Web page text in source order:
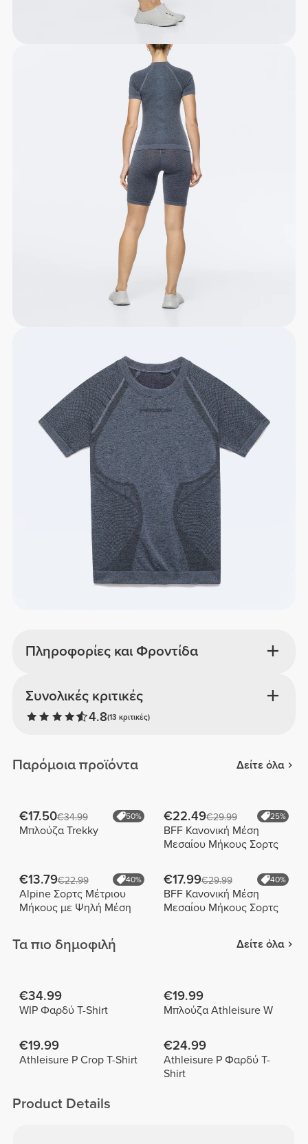
Πληροφορίες και Φροντίδα
Συνολικές κριτικές
4.8(13 κριτικές)
Παρόμοια προϊόντα Δείτε όλα
€17.50€34.99 50%
Μπλούζα Trekky
€22.49€29.99 25%
BFF Κανονική Μέση
Μεσαίου Μήκους Σορτς
€13.79€22.99 40%
Alpine Σορτς Μέτριου
Μήκους με Ψηλή Μέση
€17.99€29.99 40%
BFF Κανονική Μέση
Μεσαίου Μήκους Σορτς
Τα πιο δημοφιλή Δείτε όλα
€34.99
WIP Φαρδύ T-Shirt
€19.99
Μπλούζα Athleisure W
€19.99
Athleisure P Crop T-Shirt
€24.99
Athleisure P Φαρδύ T-
Shirt
Product Details